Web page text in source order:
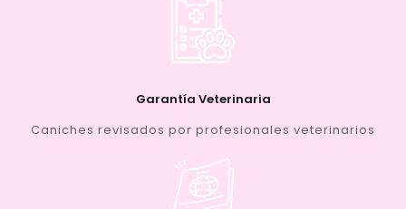
Garantía Veterinaria
Caniches revisados por profesionales veterinarios